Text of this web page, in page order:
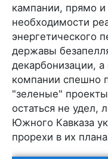
кампании, прямо
необходимости
энергетического
державы
декарбонизации,
компании спешно
"зеленые"
остаться не удел,
Южного Кавказа
прорехи в их